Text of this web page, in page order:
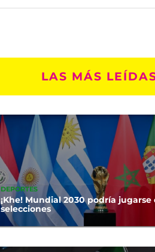
LAS MÁS
DEPORTES
¡Khe! Mundial 2030 podría jugarse
selecciones